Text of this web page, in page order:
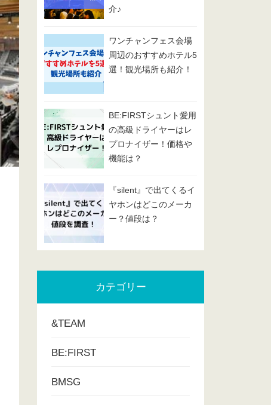
介♪
ワンチャンフェス会場
周辺のおすすめホテル5
選！観光場所も紹介！
BE:FIRSTシュント愛用
の高級ドライヤーはレ
プロナイザー！価格や
機能は？
『silent』で出てくるイ
ヤホンはどこのメーカ
ー？値段は？
カテゴリー
&TEAM
BE:FIRST
BMSG